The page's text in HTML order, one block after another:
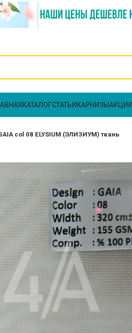
КАТАЛОГСТАТЬИ КАРНИЗЫ АКЦИИ
col 08 ELYSIUM (ЭЛИЗИУМ) ткань